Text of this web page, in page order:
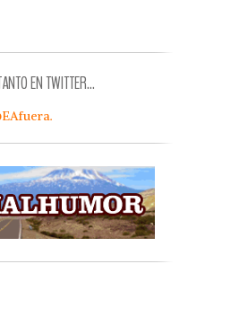
EN TWITTER…